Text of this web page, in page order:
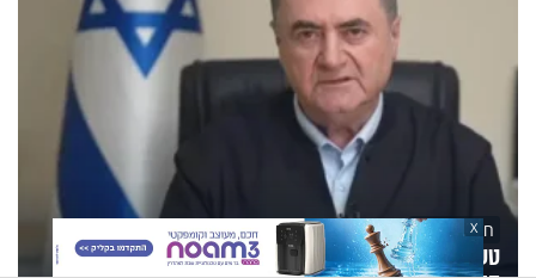
חדשות היום
טענות טיפול לא הולם בפצועי צה"ל ברמב"ם: שר
X